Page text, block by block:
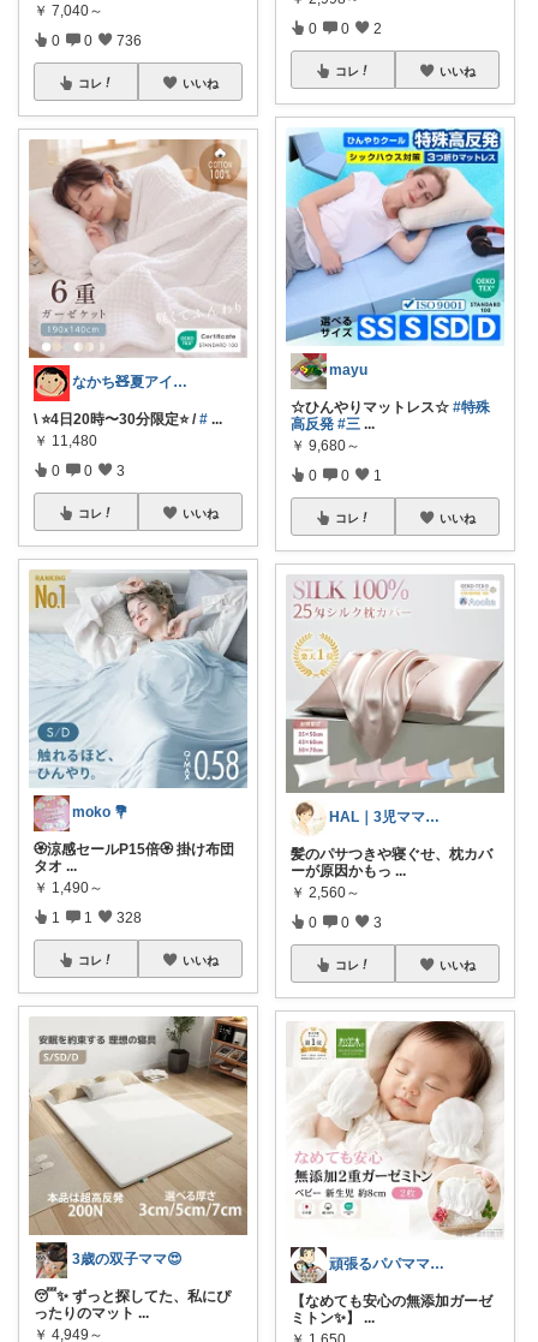
￥ 7,040～
0 0 736
コレ いいね
なかち🧸夏アイテム＆便利グッズ✨
\ ⭐️4日20時〜30分限定⭐️ /# ...
￥ 11,480
0 0 3
コレ いいね
moko 💐
🏵️涼感セールP15倍🏵️ 掛け布団
タオ ...
￥ 1,490～
1 1 328
コレ いいね
3歳の双子ママ😍
😴✨ ずっと探してた、私にぴ
ったりのマット ...
￥ 4,949～
0 0 2
コレ いいね
mayu
☆ひんやりマットレス☆ #特殊
高反発 #三 ...
￥ 9,680～
0 0 1
コレ いいね
HAL｜3児ママ・家事グッズ・プチプラ
髪のパサつきや寝ぐせ、枕カバ
ーが原因かもっ ...
￥ 2,560～
0 0 3
コレ いいね
頑張るパパママ応援隊@育児・子供用品紹介
【なめても安心の無添加ガーゼ
ミトン✨】 ...